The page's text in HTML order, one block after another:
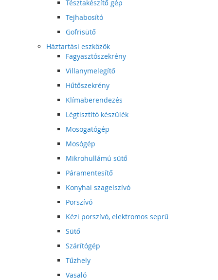
Tésztakészítő gép
Tejhabosító
Gofrisütő
Háztartási eszközök
Fagyasztószekrény
Villanymelegítő
Hűtőszekrény
Klímaberendezés
Légtisztító készülék
Mosogatógép
Mosógép
Mikrohullámú sütő
Páramentesítő
Konyhai szagelszívó
Porszívó
Kézi porszívó, elektromos seprű
Sütő
Szárítógép
Tűzhely
Vasaló